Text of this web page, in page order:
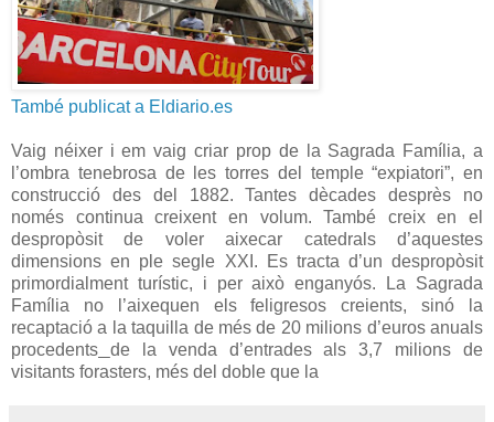
També publicat a Eldiario.es
Vaig néixer i em vaig criar prop de la Sagrada Família, a
l’ombra tenebrosa de les torres del temple “expiatori”, en
construcció des del 1882. Tantes dècades desprès no
només continua creixent en volum. També creix en el
despropòsit de voler aixecar catedrals d’aquestes
dimensions en ple segle XXI. Es tracta d’un despropòsit
primordialment turístic, i per això enganyós. La Sagrada
Família no l’aixequen els feligresos creients, sinó la
recaptació a la taquilla de més de 20 milions d’euros anuals
procedents
de la venda d’entrades als 3,7 milions de
visitants forasters, més del doble que la